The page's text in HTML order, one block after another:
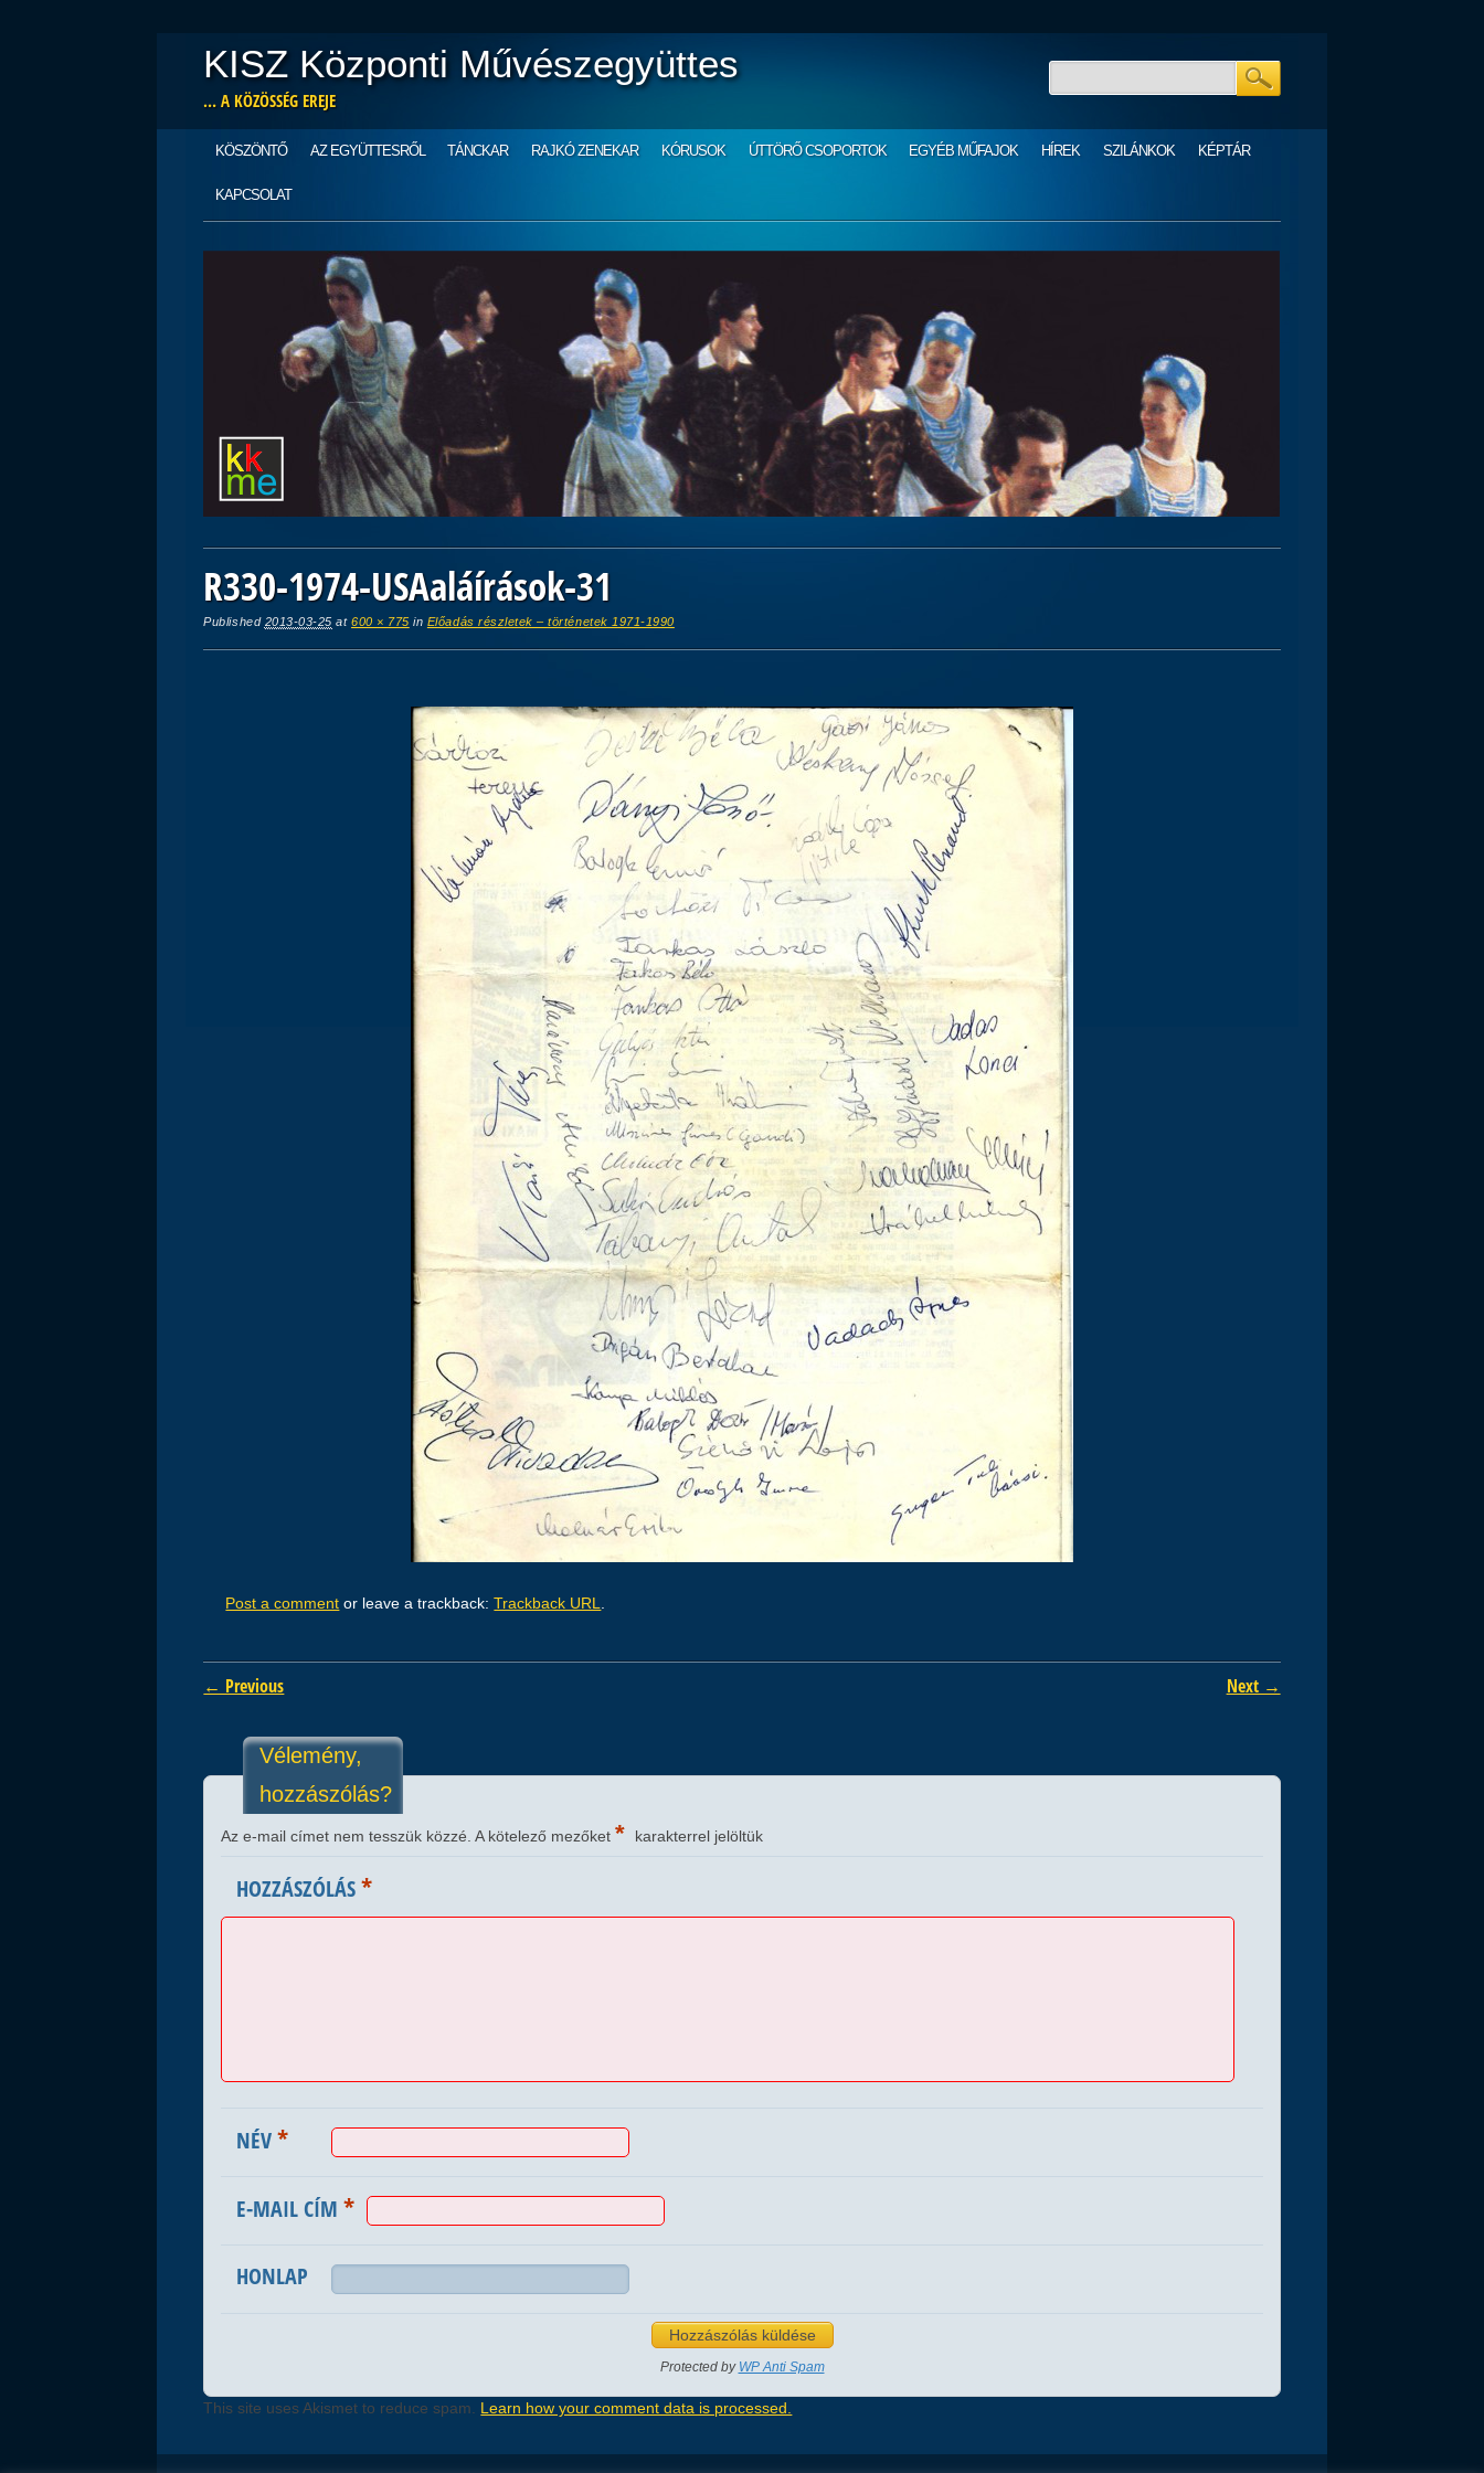
KISZ Központi Művészegyüttes
… A KÖZÖSSÉG EREJE
Main menu
KÖSZÖNTŐ AZ EGYÜTTESRŐL TÁNCKAR RAJKÓ ZENEKAR KÓRUSOK ÚTTÖRŐ CSOPORTOK EGYÉB MŰFAJOK HÍREK SZILÁNKOK KÉPTÁR
KAPCSOLAT
R330-1974-USAaláírások-31
Published 2013-03-25 at600 × 775 in Előadás részletek – történetek 1971-1990
Post a comment or leave a trackback:Trackback URL
← Previous Next →
Vélemény,
hozzászólás?
Az e-mail címet nem tesszük közzé. A kötelező mezőket * karakterrel jelöltük
HOZZÁSZÓLÁS*
NÉV*
E-MAIL CÍM*
HONLAP
Protected by WP Anti Spam
This site uses Akismet to reduce spam. Learn how your comment data is processed.